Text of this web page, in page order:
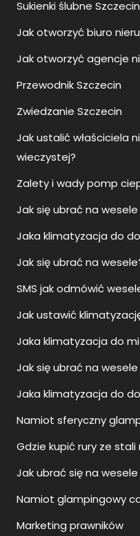
Sukienki ślubne Szczecin
Jak otworzyć biuro
Jak otworzyć agencje
Przewodnik Szczecin
Zwiedzanie Szczecin
Jak ustalić właściciela
wieczystej?
Zalety i wady pomp
Jak się ubrać na
Jaka klimatyzacja do
Jak się ubrać na
SMS jak odmówić
Jak ustawić
Jaka klimatyzacja do
Jak się ubrać na
Jaka klimatyzacja do
Namiot sferyczny
Gdzie kupić rury ze stali
Jak ubrać się na
Namiot glampingowy
Marketing prawników